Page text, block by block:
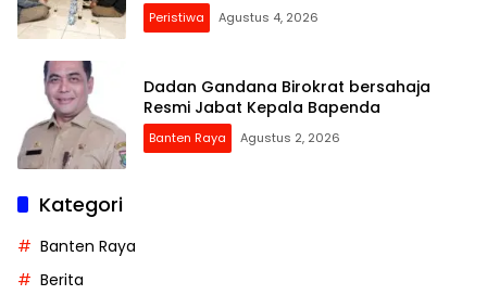
Peristiwa Agustus 4, 2026
Dadan Gandana Birokrat bersahaja
Resmi Jabat Kepala Bapenda
Banten Raya Agustus 2, 2026
Kategori
Banten Raya
Berita